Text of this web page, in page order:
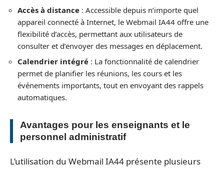
Accès à distance : Accessible depuis n’importe quel
appareil connecté à Internet, le Webmail IA44 offre une
flexibilité d’accès, permettant aux utilisateurs de
consulter et d’envoyer des messages en déplacement.
Calendrier intégré : La fonctionnalité de calendrier
permet de planifier les réunions, les cours et les
événements importants, tout en envoyant des rappels
automatiques.
Avantages pour les enseignants et le
personnel administratif
L’utilisation du Webmail IA44 présente plusieurs